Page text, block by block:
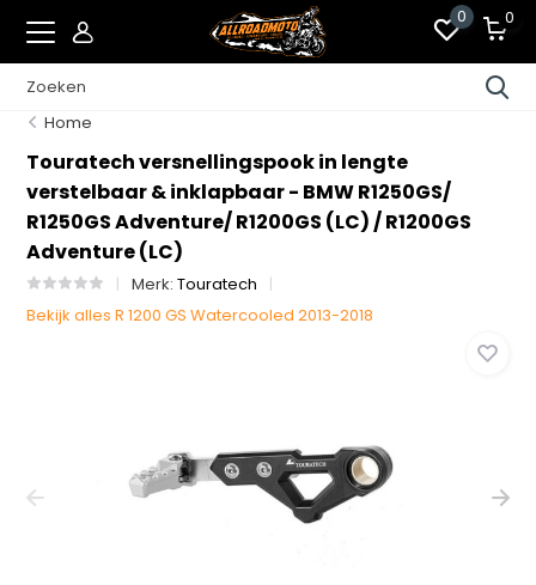
0 0
Home
Touratech versnellingspook in lengte
verstelbaar & inklapbaar - BMW R1250GS/
R1250GS Adventure/ R1200GS (LC) / R1200GS
Adventure (LC)
Merk:Touratech
Bekijk alles R 1200 GS Watercooled 2013-2018